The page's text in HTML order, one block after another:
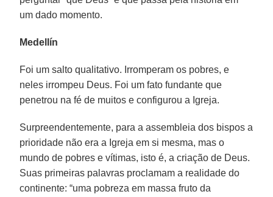
um dado momento.
Medellín
Foi um salto qualitativo. Irromperam os pobres, e
neles irrompeu Deus. Foi um fato fundante que
penetrou na fé de muitos e configurou a Igreja.
Surpreendentemente, para a assembleia dos bispos a
prioridade não era a Igreja em si mesma, mas o
mundo de pobres e vítimas, isto é, a criação de Deus.
Suas primeiras palavras proclamam a realidade do
continente: “uma pobreza em massa fruto da